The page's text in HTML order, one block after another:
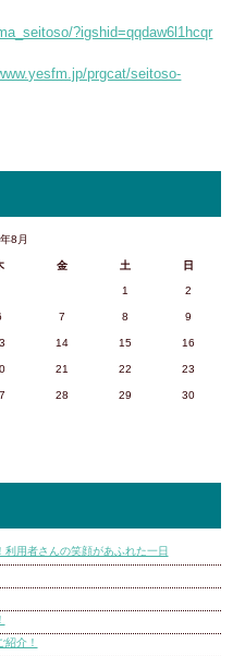
?igshid=qqdaw6l1hcqr
prgcat/seitoso-
8月
金 土 日
1 2
7 8 9
14 15 16
21 22 23
28 29 30
利用者さんの笑顔があふれた一日
紹介！